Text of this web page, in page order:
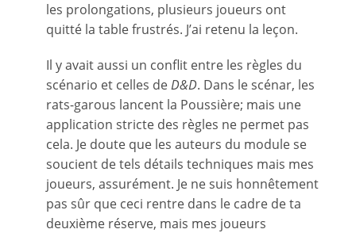
les prolongations, plusieurs joueurs ont
quitté la table frustrés. J’ai retenu la leçon.
Il y avait aussi un conflit entre les règles du
scénario et celles deD&D. Dans le scénar, les
rats-garous lancent la Poussière; mais une
application stricte des règles ne permet pas
cela. Je doute que les auteurs du module se
soucient de tels détails techniques mais mes
joueurs, assurément. Je ne suis honnêtement
pas sûr que ceci rentre dans le cadre de ta
deuxième réserve, mais mes joueurs